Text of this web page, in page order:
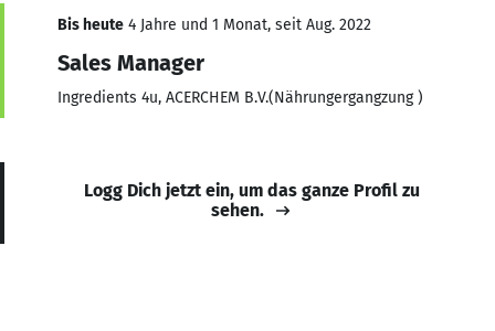
Bis heute 4 Jahre und 1 Monat, seit Aug. 2022
Sales Manager
Ingredients 4u, ACERCHEM B.V.(Nährungergangzung )
Logg Dich jetzt ein, um das ganze Profil zu
sehen.